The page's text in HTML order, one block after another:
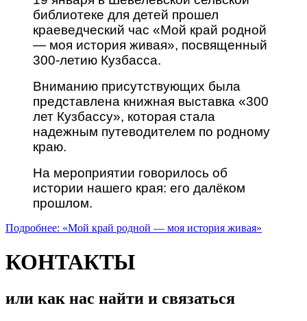
библиотеке для детей прошел
краеведческий час «Мой край родной
— моя история живая», посвященный
300-летию Кузбасса.
Вниманию присутствующих была
представлена книжная выставка «300
лет Кузбассу», которая стала
надежным путеводителем по родному
краю.
На мероприятии говорилось об
истории нашего края: его далёком
прошлом.
Подробнее: «Мой край родной — моя история живая»
КОНТАКТЫ
или как нас найти и связаться